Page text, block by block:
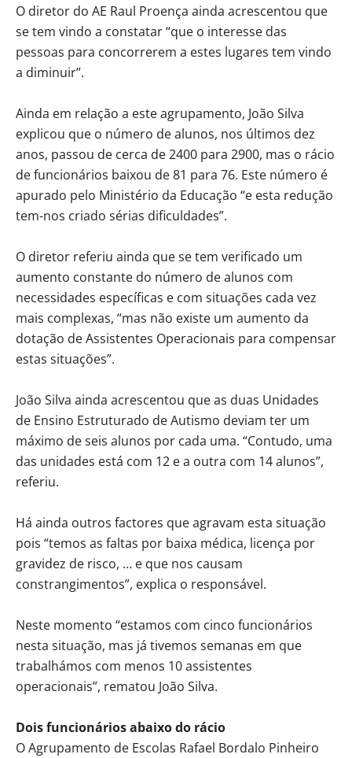
O diretor do AE Raul Proença ainda acrescentou que
se tem vindo a constatar “que o interesse das
pessoas para concorrerem a estes lugares tem vindo
a diminuir”.
Ainda em relação a este agrupamento, João Silva
explicou que o número de alunos, nos últimos dez
anos, passou de cerca de 2400 para 2900, mas o rácio
de funcionários baixou de 81 para 76. Este número é
apurado pelo Ministério da Educação “e esta redução
tem-nos criado sérias dificuldades”.
O diretor referiu ainda que se tem verificado um
aumento constante do número de alunos com
necessidades específicas e com situações cada vez
mais complexas, “mas não existe um aumento da
dotação de Assistentes Operacionais para compensar
estas situações”.
João Silva ainda acrescentou que as duas Unidades
de Ensino Estruturado de Autismo deviam ter um
máximo de seis alunos por cada uma. “Contudo, uma
das unidades está com 12 e a outra com 14 alunos”,
referiu.
Há ainda outros factores que agravam esta situação
pois “temos as faltas por baixa médica, licença por
gravidez de risco, … e que nos causam
constrangimentos”, explica o responsável.
Neste momento “estamos com cinco funcionários
nesta situação, mas já tivemos semanas em que
trabalhámos com menos 10 assistentes
operacionais”, rematou João Silva.
Dois funcionários abaixo do rácio
O Agrupamento de Escolas Rafael Bordalo Pinheiro